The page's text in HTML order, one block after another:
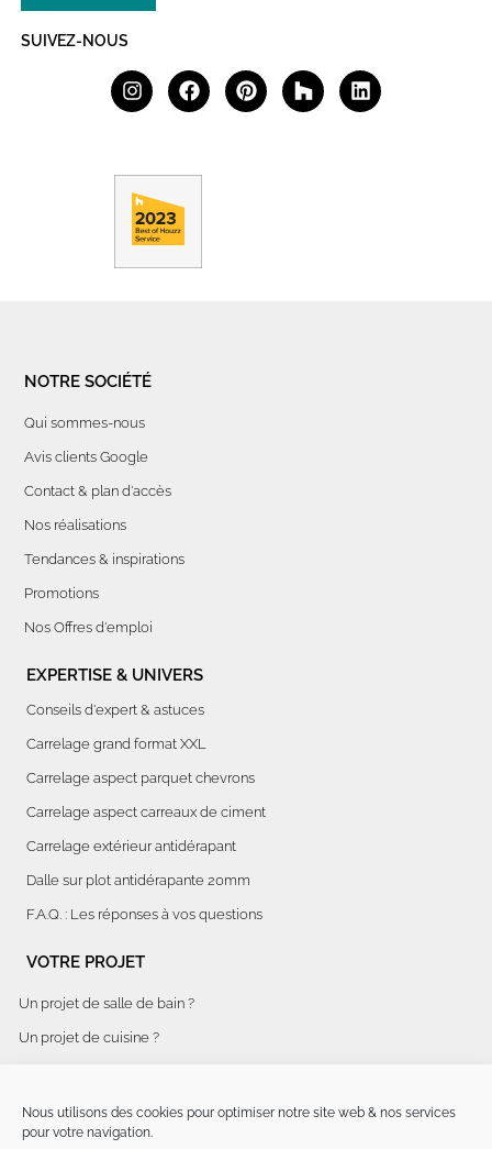
Nous utilisons des cookies pour optimiser notre site web & nos services
pour votre navigation.
SUIVEZ-NOUS
NOTRE SOCIÉTÉ
Qui sommes-nous
Avis clients Google
Contact & plan d'accès
Nos réalisations
Tendances & inspirations
Promotions
Nos Offres d'emploi
EXPERTISE & UNIVERS
Conseils d'expert & astuces
Carrelage grand format XXL
Carrelage aspect parquet chevrons
Carrelage aspect carreaux de ciment
Carrelage extérieur antidérapant
Dalle sur plot antidérapante 20mm
F.A.Q. : Les réponses à vos questions
VOTRE PROJET
Un projet de salle de bain ?
Un projet de cuisine ?
Rénovation d'hôtel clé en main